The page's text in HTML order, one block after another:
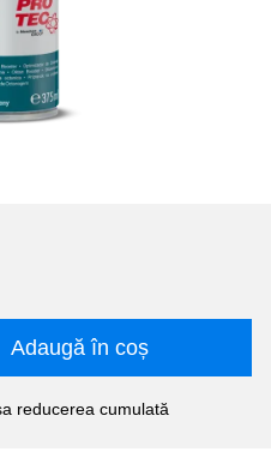
Adaugă în coș
reducerea cumulată